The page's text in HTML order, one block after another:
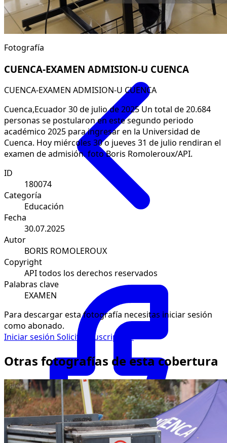
Fotografía
CUENCA-EXAMEN ADMISION-U CUENCA
CUENCA-EXAMEN ADMISION-U CUENCA
Cuenca,Ecuador 30 de julio de 2025 Un total de 20.684
personas se postularon en este segundo periodo
académico 2025 para ingresar en la Universidad de
Cuenca. Hoy miércoles 30 o jueves 31 de julio rendiran el
examen de admisión. foto Boris Romoleroux/API.
ID
180074
Categoría
Educación
Fecha
30.07.2025
Autor
BORIS ROMOLEROUX
Copyright
API todos los derechos reservados
Palabras clave
EXAMEN
Para descargar esta fotografía necesitas iniciar sesión
como abonado.
Iniciar sesión Solicitar suscripción
Otras fotografías de esta cobertura